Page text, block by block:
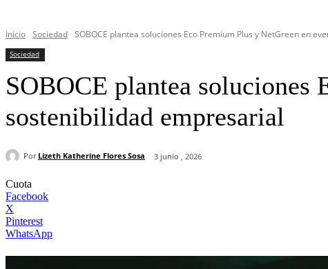
Inicio Sociedad SOBOCE plantea soluciones Eco Premium Plus y NetGreen en
Sociedad
SOBOCE plantea soluciones
sostenibilidad empresarial
Por Lizeth Katherine Flores Sosa 3 junio , 2026
Cuota
Facebook
X
Pinterest
WhatsApp